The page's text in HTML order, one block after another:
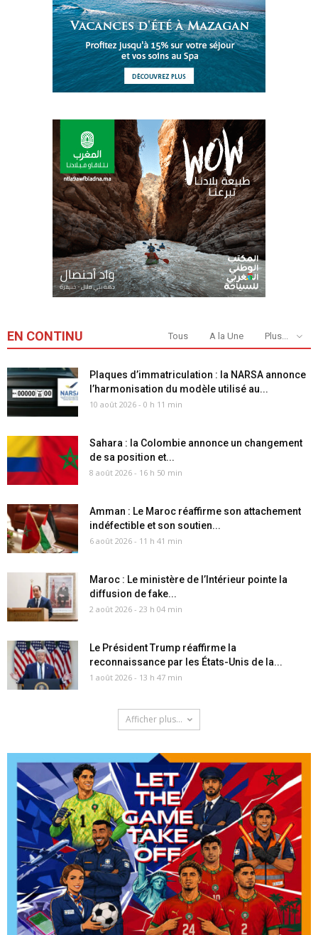
EN CONTINU Tous A la Une Plus...
Plaques d’immatriculation : la NARSA annonce
l’harmonisation du modèle utilisé au...
10 août 2026 - 0 h 11 min
Sahara : la Colombie annonce un changement
de sa position et...
8 août 2026 - 16 h 50 min
Amman : Le Maroc réaffirme son attachement
indéfectible et son soutien...
6 août 2026 - 11 h 41 min
Maroc : Le ministère de l’Intérieur pointe la
diffusion de fake...
2 août 2026 - 23 h 04 min
Le Président Trump réaffirme la
reconnaissance par les États-Unis de la...
1 août 2026 - 13 h 47 min
Afficher plus...